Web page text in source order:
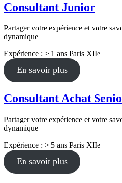
Consultant Junior
Partager votre expérience et votre
dynamique
Expérience : > 1 ans Paris XIIe
En savoir plus
Consultant Achat
Partager votre expérience et votre
dynamique
Expérience : > 5 ans Paris XIIe
En savoir plus